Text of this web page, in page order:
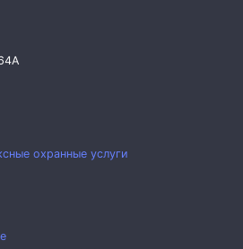
охранные услуги